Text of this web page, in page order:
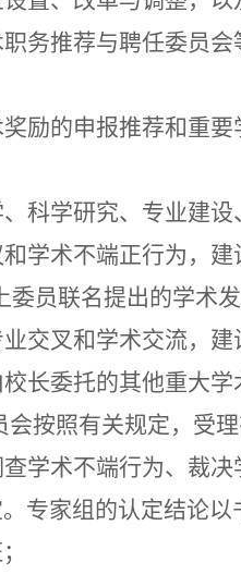
职务推荐与聘任委员
奖励的申报推荐和重
、科学研究、专业建
和学术不端正行为，
委员联名提出的学术
业交叉和学术交流，
长委托的其他重大学
会按照有关规定，受
查学术不端行为、裁
专家组的认定结论